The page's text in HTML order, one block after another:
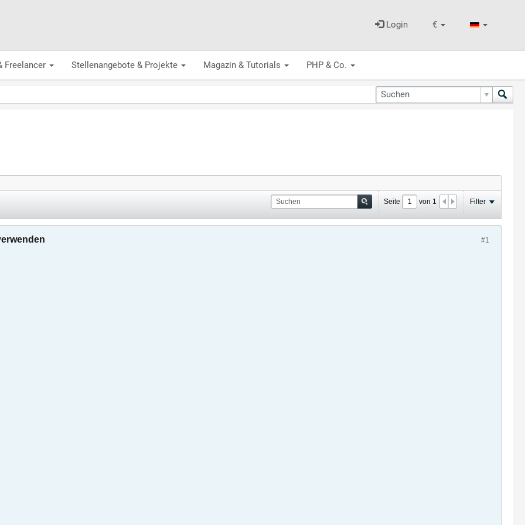
€
Login
Freelancer Stellenangebote & Projekte Magazin & Tutorials PHP & Co.
Seite von 1 Filter
#1